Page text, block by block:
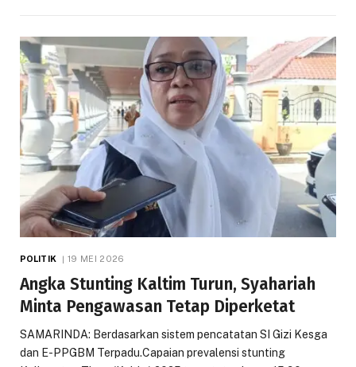
POLITIK 19 MEI 2026
Angka Stunting Kaltim Turun, Syahariah
Minta Pengawasan Tetap Diperketat
SAMARINDA: Berdasarkan sistem pencatatan SI Gizi Kesga
dan E-PPGBM Terpadu.Capaian prevalensi stunting